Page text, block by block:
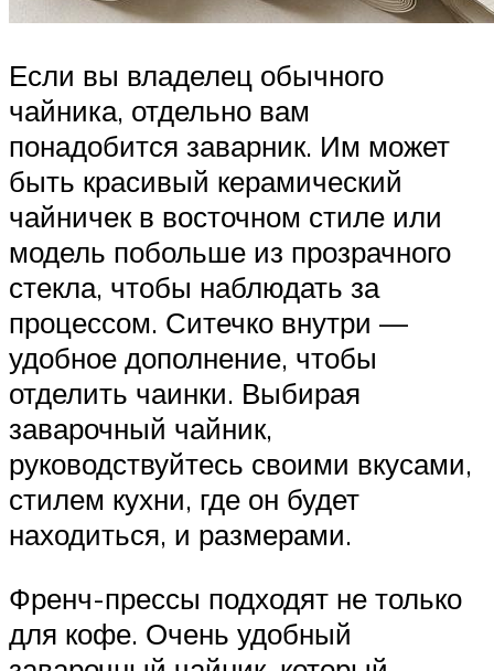
Если вы владелец обычного
чайника, отдельно вам
понадобится заварник. Им может
быть красивый керамический
чайничек в восточном стиле или
модель побольше из прозрачного
стекла, чтобы наблюдать за
процессом. Ситечко внутри —
удобное дополнение, чтобы
отделить чаинки. Выбирая
заварочный чайник,
руководствуйтесь своими вкусами,
стилем кухни, где он будет
находиться, и размерами.
Френч-прессы подходят не только
для кофе. Очень удобный